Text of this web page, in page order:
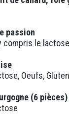
passion
compris le lactose
Oeufs, Gluten
(6 pièces)